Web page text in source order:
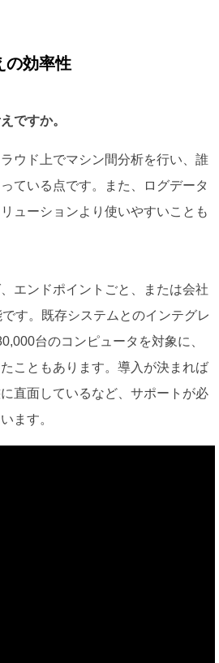
の効率性
ですか。
ウド上でマシン間分析を行い、誰
ている点です。また、ログデータ
ューションより使いやすいことも
エンドポイントごと、または会社
す。既存システムとのインテグレ
台のコンピュータを対象に、
こともあります。導入が決まれば
直面しているなど、サポートが必
います。